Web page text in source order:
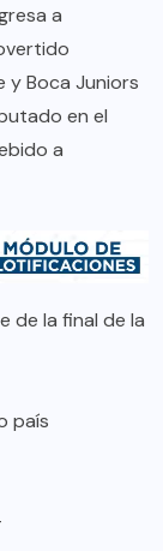
a
y Boca Juniors
en el
a
de la final de la
país